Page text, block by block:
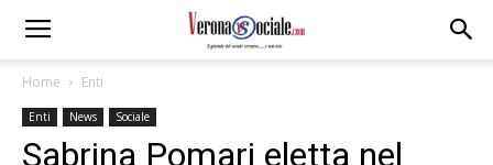
Home Enti
Enti News Sociale
Sabrina Pomari eletta nel